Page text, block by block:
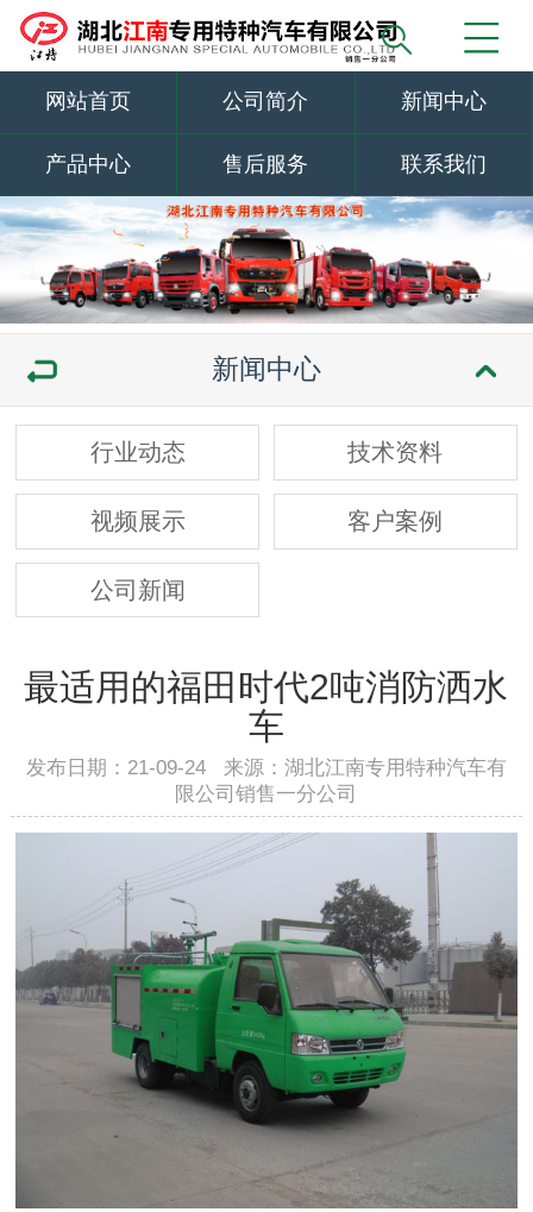
网站首页 公司简介 新闻中心
产品中心 售后服务 联系我们
新闻中心
行业动态 技术资料
视频展示 客户案例
公司新闻
最适用的福田时代2吨消防洒水
车
发布日期：21-09-24 来源：湖北江南专用特种汽车有
限公司销售一分公司